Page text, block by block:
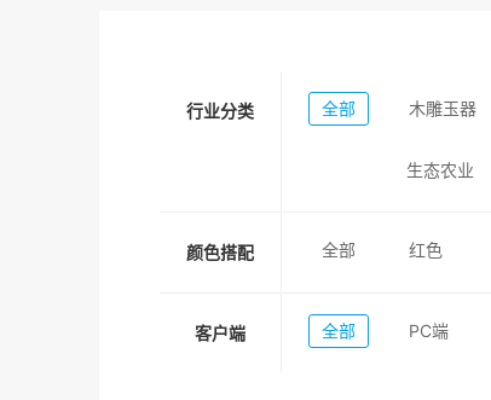
行业分类 全部 木雕玉器
生态农业
颜色搭配 全部 红色
客户端 全部 PC端